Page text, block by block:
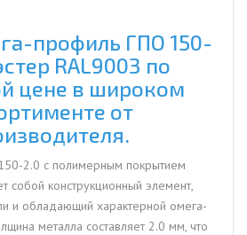
профиль ГПО 150-
RAL9003 по
цене в широком
от
2.0 с полимерным покрытием
собой конструкционный элемент,
и обладающий характерной омега-
металла составляет 2.0 мм, что